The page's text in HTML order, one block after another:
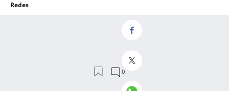
Redes